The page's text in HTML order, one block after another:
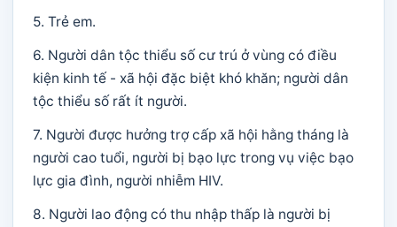
5. Trẻ em.
6. Người dân tộc thiểu số cư trú ở vùng có điều
kiện kinh tế - xã hội đặc biệt khó khăn; người dân
tộc thiểu số rất ít người.
7. Người được hưởng trợ cấp xã hội hằng tháng là
người cao tuổi, người bị bạo lực trong vụ việc bạo
lực gia đình, người nhiễm HIV.
8. Người lao động có thu nhập thấp là người bị